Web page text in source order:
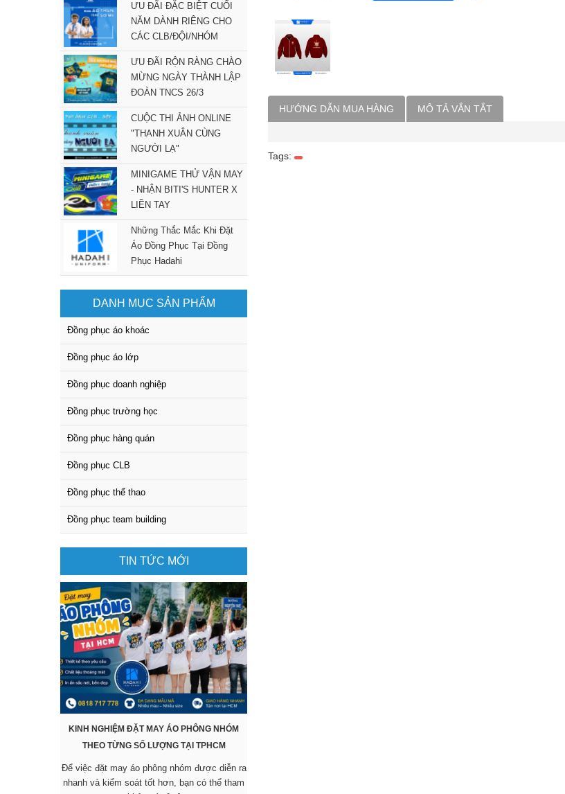
ƯU ĐÃI ĐẶC BIỆT CUỐI
NĂM DÀNH RIÊNG CHO
CÁC CLB/ĐỘI/NHÓM
ƯU ĐÃI RỘN RÀNG CHÀO
MỪNG NGÀY THÀNH LẬP
ĐOÀN TNCS 26/3
CUỘC THI ẢNH ONLINE
"THANH XUÂN CÙNG
NGƯỜI LẠ"
MINIGAME THỬ VẬN MAY
- NHẬN BITI'S HUNTER X
LIỀN TAY
Những Thắc Mắc Khi Đặt
Áo Đồng Phục Tại Đồng
Phục Hadahi
DANH MỤC SẢN PHẨM
Đồng phục áo khoác
Đồng phục áo lớp
Đồng phục doanh nghiệp
Đồng phục trường học
Đồng phục hàng quán
Đồng phục CLB
Đồng phục thể thao
Đồng phục team building
TIN TỨC MỚI
KINH NGHIỆM ĐẶT MAY ÁO PHÔNG NHÓM
THEO TỪNG SỐ LƯỢNG TẠI TPHCM
Để việc đặt may áo phông nhóm được diễn ra
nhanh và kiểm soát tốt hơn, bạn có thể tham
HƯỚNG DẪN MUA HÀNG MÔ TẢ VẮN TẮT
Tags: